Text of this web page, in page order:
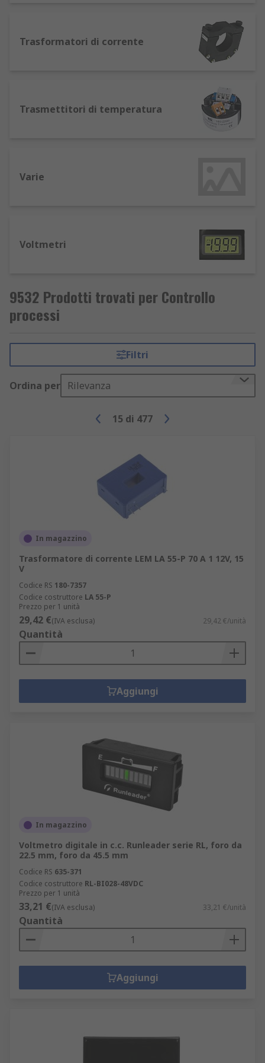
Stampanti da pannello
Trasformatori di corrente
Trasformatori di corrente
Trasmettitori di temperatura
Varie
Voltmetri
9532 Prodotti trovati per Controllo
processi
Filtri
Ordina per Rilevanza
15 di 477
In magazzino
Trasformatore di corrente LEM LA 55-P 70 A 1 12V, 15
V
Codice RS 180-7357
Codice costruttore LA 55-P
Prezzo per 1 unità
29,42 €(IVA esclusa) 29,42 €/unità
Quantità
Aggiungi
In magazzino
Voltmetro digitale in c.c. Runleader serie RL, foro da
22.5 mm, foro da 45.5 mm
Codice RS 635-371
Codice costruttore RL-BI028-48VDC
Prezzo per 1 unità
33,21 €(IVA esclusa) 33,21 €/unità
Quantità
Aggiungi